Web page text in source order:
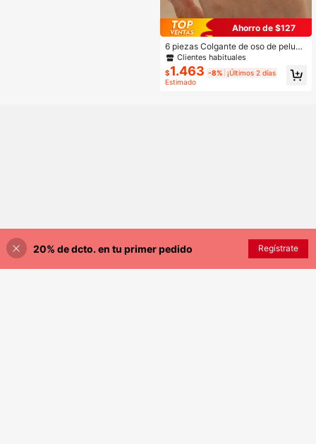
Ahorro de $127
6 piezas Colgante de oso de peluch
e de resina y anillo decorado con c
uentas de perlas
Clientes habituales
$1.463 -8% ¡Últimos 2 días
Estimado
¡1% DE DESCUENTO! AÑADIR A LA BOLSA
20% de dcto. en tu primer pedido Regístrate